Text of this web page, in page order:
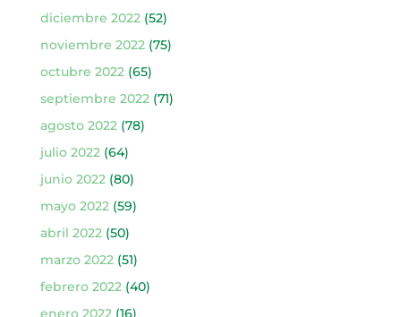
diciembre 2022 (52)
noviembre 2022 (75)
octubre 2022 (65)
septiembre 2022 (71)
agosto 2022 (78)
julio 2022 (64)
junio 2022 (80)
mayo 2022 (59)
abril 2022 (50)
marzo 2022 (51)
febrero 2022 (40)
enero 2022 (16)